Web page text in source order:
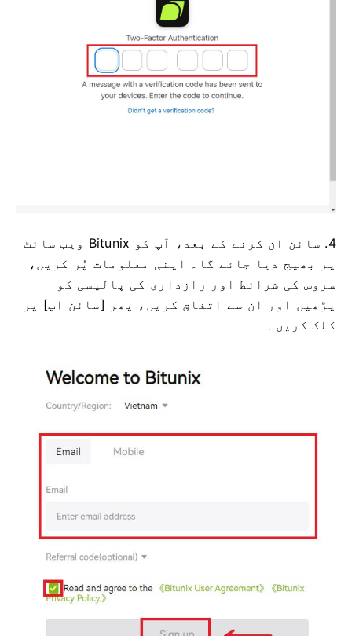
4. سائن ان کرنے کے بعد، آپ کو Bitunix ویب سائٹ
پر بھیج دیا جائے گا۔ اپنی معلومات پُر کریں،
سروس کی شرائط اور رازداری کی پالیسی کو
پڑھیں اور ان سے اتفاق کریں، پھر [سائن اپ] پر
کلک کریں۔